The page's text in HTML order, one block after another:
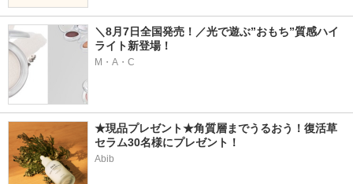
＼8月7日全国発売！／光で遊ぶ”おもち”質感ハイ
ライト新登場！
M・A・C
★現品プレゼント★角質層までうるおう！復活草
セラム30名様にプレゼント！
Abib